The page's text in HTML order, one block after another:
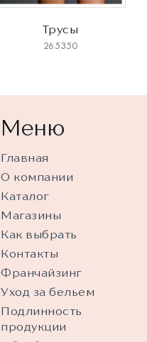
Трусы
265350
Меню
Главная
О компании
Каталог
Магазины
Как выбрать
Контакты
Франчайзинг
Уход за бельем
Подлинность
продукции